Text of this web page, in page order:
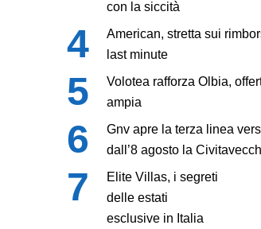
con la siccità
American, stretta sui
last minute
Volotea rafforza Olbia,
ampia
Gnv apre la terza linea
dall’8 agosto la
Elite Villas, i segreti
delle estati
esclusive in Italia